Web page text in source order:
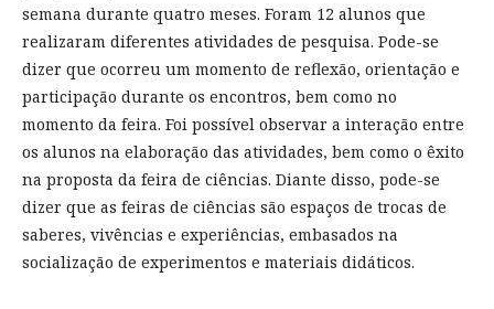
semana durante quatro meses. Foram 12 alunos que
realizaram diferentes atividades de pesquisa. Pode-se
dizer que ocorreu um momento de reflexão, orientação e
participação durante os encontros, bem como no
momento da feira. Foi possível observar a interação entre
os alunos na elaboração das atividades, bem como o êxito
na proposta da feira de ciências. Diante disso, pode-se
dizer que as feiras de ciências são espaços de trocas de
saberes, vivências e experiências, embasados na
socialização de experimentos e materiais didáticos.